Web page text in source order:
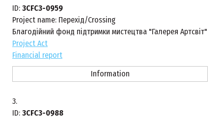
ID: 3CFC3-0959
Project name: Перехід/Crossing
Благодійний фонд підтримки мистецтва "Галерея Артсвіт"
Project Act
Financial report
Information
3.
ID: 3CFC3-0988